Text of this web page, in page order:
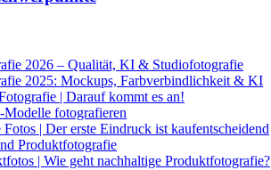
2026 – Qualität, KI & Studiofotografie
2025: Mockups, Farbverbindlichkeit & KI
| Darauf kommt es an!
fotografieren
Fotos | Der erste Eindruck ist kaufentscheidend
Produktfotografie
| Wie geht nachhaltige Produktfotografie?